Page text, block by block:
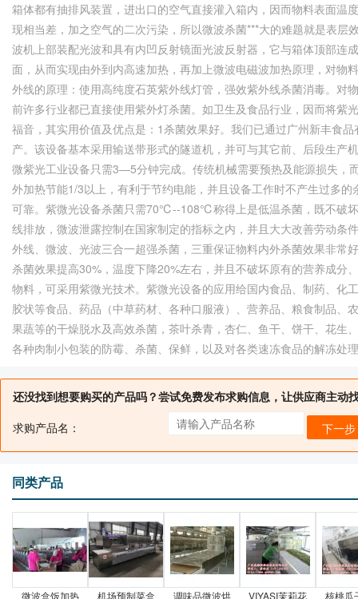
箱体都有抽排风装置，进出口的空气直接灌入箱内，因而物料表面
现相当差，加之空气的二次污染，所以微波杀菌***大的难题就是表
波机上部装配光波和具有内凹反射镜面光波反射器，它与箱体顶部
面，从而实现由外到内高速加热，再加上微波电磁波加热原理，对
外线的原理：使用高纯度石英紫外线灯管，强效紫外线杀菌消毒。
前许多行业都已直接使用紫外灯杀菌。如卫生及食品行业，因而将
福音，其实用价值及优点是：1杀菌效果好。我们已通过广州新丰食
产。该设备基本采用输送带形式的隧道机，并可与其它前、后段生
微紫光工业设备只需3―5分钟完成。传统机械需要预热及能源损失，
外加热节能1/3以上，有利于节约电能，并且设备工作时不产生过多
可靠。紫微光设备杀菌只需70℃--108℃称得上是低温杀菌，既不破
线排放，微波泄露控制在国家制定的指标之内，并且大大改善劳动
外线、微波、光波三合一超强杀菌，三重保证物料内外杀菌效果非
杀菌效果提高30%，温度下降20%左右，并且不破坏原有的营养成
物料，可采用紫微光技术。紫微光设备的应用给国内食品、制药、
胶状等食品、药品（中草药材、各种口服液）、营养品、粮食制品
果蔬等的干燥脱水及高效杀菌，茶叶杀青，杏仁、鱼干、饼干、花
各种肉制小包装的防霉、杀菌、保鲜，以及对各类速冻食品的解冻处
还没找到想要购买的产品吗？尝试免费发布求购信息，让供应商主动
求购产品名：
下一步
同类产品
微波盒饭加热 机场预制菜盒 调味品微波烘 VIYASI茉莉花 核桃瓜